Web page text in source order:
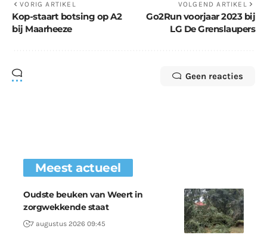
VORIG ARTIKEL
Kop-staart botsing op A2
bij Maarheeze
VOLGEND ARTIKEL
Go2Run voorjaar 2023 bij
LG De Grenslaupers
Geen reacties
Meest actueel
Oudste beuken van Weert in
zorgwekkende staat
7 augustus 2026 09:45